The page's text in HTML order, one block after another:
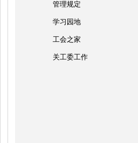
管理规定
学习园地
工会之家
关工委工作